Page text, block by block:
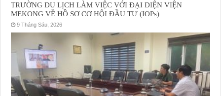
TRƯỜNG DU LỊCH LÀM VIỆC VỚI ĐẠI DIỆN VIỆN
MEKONG VỀ HỒ SƠ CƠ HỘI ĐẦU TƯ (IOPs)
9 Tháng Sáu, 2026